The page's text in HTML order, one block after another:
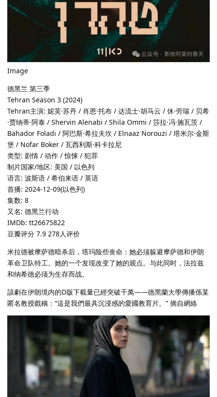
Image
德黑兰 第三季
Tehran Season 3 (2024)
Tehran主演: 妮芙·苏丹 / 肖恩·托布 / 达流士·胡马云 / 休·劳瑞 / 贝希
·贾纳蒂·阿泰 / Shervin Alenabi / Shila Ommi / 莎拉·冯·施瓦茨 /
Bahador Foladi / 阿巴斯·希拉夫坎 / Elnaaz Norouzi / 塔米尔·金斯
堡 / Nofar Boker / 瓦西利斯·科卡拉尼
类型: 剧情 / 动作 / 惊悚 / 犯罪
制片国家/地区: 美国 / 以色列
语言: 波斯语 / 希伯来语 / 英语
首播: 2024-12-09(以色列)
集数: 8
又名: 德黑兰行动
IMDb: tt26675822
豆瓣评分 7.9 278人评价
米拉德被摩萨德暗杀后，塔玛险些丧命：她必须躲避摩萨德和伊朗
革命卫队特工。她的一个发现改变了她的观点。与此同时，法拉兹
和纳希德必须为生存而战。
該劇在伊朗境内的D版下載量已經突破千萬——德黑蘭大學傳播係某
匿名教授戲稱：“這是我們最具沉浸感的愛國教育片。” 摘自網絡